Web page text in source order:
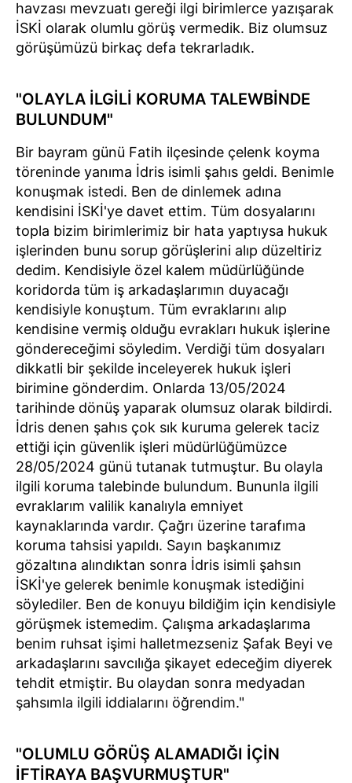
havzası mevzuatı gereği ilgi birimlerce yazışarak
İSKİ olarak olumlu görüş vermedik. Biz olumsuz
görüşümüzü birkaç defa tekrarladık.
"OLAYLA İLGİLİ KORUMA TALEWBİNDE
BULUNDUM"
Bir bayram günü Fatih ilçesinde çelenk koyma
töreninde yanıma İdris isimli şahıs geldi. Benimle
konuşmak istedi. Ben de dinlemek adına
kendisini İSKİ'ye davet ettim. Tüm dosyalarını
topla bizim birimlerimiz bir hata yaptıysa hukuk
işlerinden bunu sorup görüşlerini alıp düzeltiriz
dedim. Kendisiyle özel kalem müdürlüğünde
koridorda tüm iş arkadaşlarımın duyacağı
kendisiyle konuştum. Tüm evraklarını alıp
kendisine vermiş olduğu evrakları hukuk işlerine
göndereceğimi söyledim. Verdiği tüm dosyaları
dikkatli bir şekilde inceleyerek hukuk işleri
birimine gönderdim. Onlarda 13/05/2024
tarihinde dönüş yaparak olumsuz olarak bildirdi.
İdris denen şahıs çok sık kuruma gelerek taciz
ettiği için güvenlik işleri müdürlüğümüzce
28/05/2024 günü tutanak tutmuştur. Bu olayla
ilgili koruma talebinde bulundum. Bununla ilgili
evraklarım valilik kanalıyla emniyet
kaynaklarında vardır. Çağrı üzerine tarafıma
koruma tahsisi yapıldı. Sayın başkanımız
gözaltına alındıktan sonra İdris isimli şahsın
İSKİ'ye gelerek benimle konuşmak istediğini
söylediler. Ben de konuyu bildiğim için kendisiyle
görüşmek istemedim. Çalışma arkadaşlarıma
benim ruhsat işimi halletmezseniz Şafak Beyi ve
arkadaşlarını savcılığa şikayet edeceğim diyerek
tehdit etmiştir. Bu olaydan sonra medyadan
şahsımla ilgili iddialarını öğrendim."
"OLUMLU GÖRÜŞ ALAMADIĞI İÇİN
İFTİRAYA BAŞVURMUŞTUR"